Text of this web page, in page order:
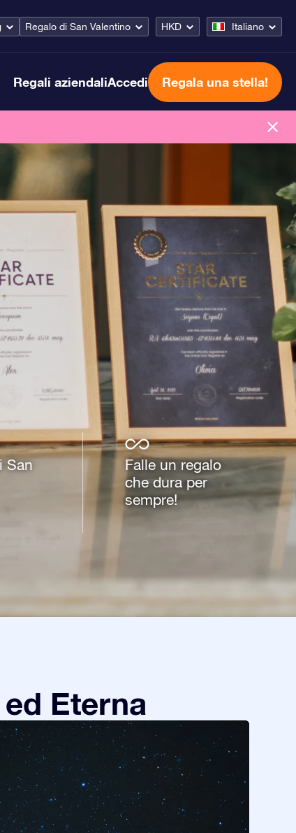
Regalo di San Valentino HKD Italiano
Regali aziendaliAccedi Regala una stella!
San
Falle un regalo
che dura per
sempre!
Eterna